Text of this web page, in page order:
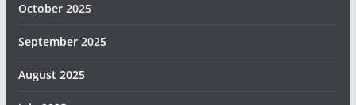
October 2025
September 2025
August 2025